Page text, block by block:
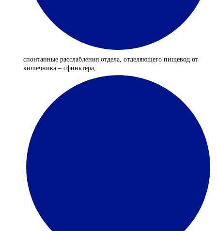
спонтанные расслабления отдела, отделяющего пищевод от
кишечника – сфинктера;